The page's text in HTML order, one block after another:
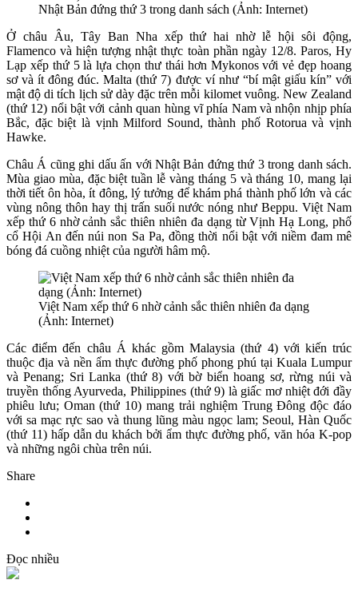
Nhật Bản đứng thứ 3 trong danh sách (Ảnh: Internet)
Ở châu Âu, Tây Ban Nha xếp thứ hai nhờ lễ hội sôi động,
Flamenco và hiện tượng nhật thực toàn phần ngày 12/8. Paros, Hy
Lạp xếp thứ 5 là lựa chọn thư thái hơn Mykonos với vẻ đẹp hoang
sơ và ít đông đúc. Malta (thứ 7) được ví như “bí mật giấu kín” với
mật độ di tích lịch sử dày đặc trên mỗi kilomet vuông. New Zealand
(thứ 12) nổi bật với cảnh quan hùng vĩ phía Nam và nhộn nhịp phía
Bắc, đặc biệt là vịnh Milford Sound, thành phố Rotorua và vịnh
Hawke.
Châu Á cũng ghi dấu ấn với Nhật Bản đứng thứ 3 trong danh sách.
Mùa giao mùa, đặc biệt tuần lễ vàng tháng 5 và tháng 10, mang lại
thời tiết ôn hòa, ít đông, lý tưởng để khám phá thành phố lớn và các
vùng nông thôn hay thị trấn suối nước nóng như Beppu. Việt Nam
xếp thứ 6 nhờ cảnh sắc thiên nhiên đa dạng từ Vịnh Hạ Long, phố
cổ Hội An đến núi non Sa Pa, đồng thời nổi bật với niềm đam mê
bóng đá cuồng nhiệt của người hâm mộ.
Việt Nam xếp thứ 6 nhờ cảnh sắc thiên nhiên đa dạng
(Ảnh: Internet)
Các điểm đến châu Á khác gồm Malaysia (thứ 4) với kiến trúc
thuộc địa và nền ẩm thực đường phố phong phú tại Kuala Lumpur
và Penang; Sri Lanka (thứ 8) với bờ biển hoang sơ, rừng núi và
truyền thống Ayurveda, Philippines (thứ 9) là giấc mơ nhiệt đới đầy
phiêu lưu; Oman (thứ 10) mang trải nghiệm Trung Đông độc đáo
với sa mạc rực sao và thung lũng màu ngọc lam; Seoul, Hàn Quốc
(thứ 11) hấp dẫn du khách bởi ẩm thực đường phố, văn hóa K-pop
và những ngôi chùa trên núi.
Share
Đọc nhiều